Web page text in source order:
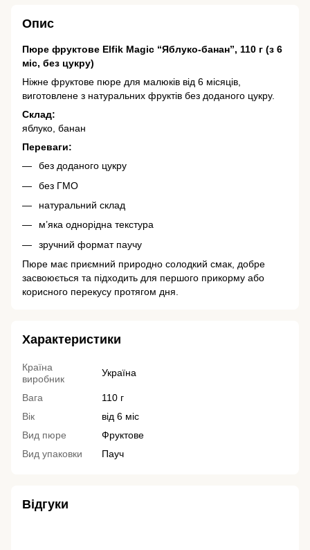
Опис
Пюре фруктове Elfik Magic “Яблуко-банан”, 110 г (з 6
міс, без цукру)
Ніжне фруктове пюре для малюків від 6 місяців,
виготовлене з натуральних фруктів без доданого цукру.
Склад:
яблуко, банан
Переваги:
без доданого цукру
без ГМО
натуральний склад
м’яка однорідна текстура
зручний формат паучу
Пюре має приємний природно солодкий смак, добре
засвоюється та підходить для першого прикорму або
корисного перекусу протягом дня.
Характеристики
Країна
виробник
Україна
Вага
110 г
Вік
від 6 міс
Вид пюре
Фруктове
Вид упаковки
Пауч
Відгуки